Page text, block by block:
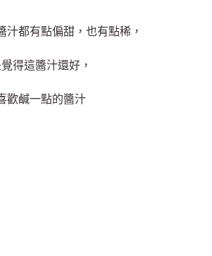
汁都有點偏甜，也有點稀，
得這醬汁還好，
歡鹹一點的醬汁